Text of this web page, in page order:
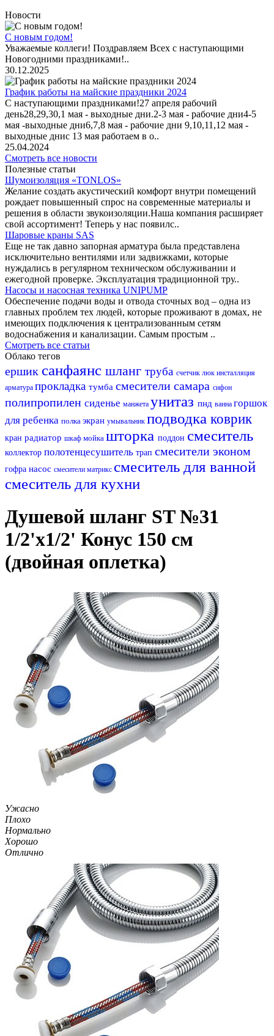
Новости
С новым годом!
Уважаемые коллеги! Поздравляем Всех с наступающими
Новогодними праздниками!..
30.12.2025
График работы на майские праздники 2024
С наступающими праздниками!27 апреля рабочий
день28,29,30,1 мая - выходные дни.2-3 мая - рабочие дни4-5
мая -выходные дни6,7,8 мая - рабочие дни 9,10,11,12 мая -
выходные днис 13 мая работаем в о..
25.04.2024
Смотреть все новости
Полезные статьи
Шумоизоляция «TONLOS»
Желание создать акустический комфорт внутри помещений
рождает повышенный спрос на современные материалы и
решения в области звукоизоляции.Наша компания расширяет
свой ассортимент! Теперь у нас появилс..
Шаровые краны SAS
Еще не так давно запорная арматура была представлена
исключительно вентилями или задвижками, которые
нуждались в регулярном техническом обслуживании и
ежегодной проверке. Эксплуатация традиционной тру..
Насосы и насосная техника UNIPUMP
Обеспечение подачи воды и отвода сточных вод – одна из
главных проблем тех людей, которые проживают в домах, не
имеющих подключения к централизованным сетям
водоснабжения и канализации. Самым простым ..
Смотреть все статьи
Облако тегов
ершик санфаянс шланг труба счетчик люк инсталляция
арматура прокладка тумба смесители самара сифон
полипропилен сиденье манжета унитаз пнд ванна горшок
для ребенка полка экран умывальник подводка коврик
кран радиатор шкаф мойка шторка поддон смеситель
коллектор полотенцесушитель трап смесители эконом
гофра насос смесители матрикс смеситель для ванной
смеситель для кухни
Душевой шланг ST №31
1/2'х1/2' Конус 150 см
(двойная оплетка)
Ужасно
Плохо
Нормально
Хорошо
Отлично